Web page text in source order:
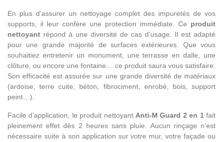
En plus d’assurer un nettoyage complet des impuretés de vos
supports, il leur confère une protection immédiate. Ce produit
nettoyant répond à une diversité de cas d’usage. Il est adapté
pour une grande majorité de surfaces extérieures. Que vous
souhaitiez entretenir un monument, une terrasse en dalle, une
clôture, ou encore une fontaine… ce produit saura vous satisfaire.
Son efficacité est assurée sur une grande diversité de matériaux
(ardoise, terre cuite, béton, fibrociment, enrobé, bois, support
peint…).
Facile d’application, le produit nettoyant Anti-M Guard 2 en 1 fait
pleinement effet dès 2 heures sans pluie. Aucun rinçage n’est
nécessaire suite à son application sur votre mur, votre façade ou